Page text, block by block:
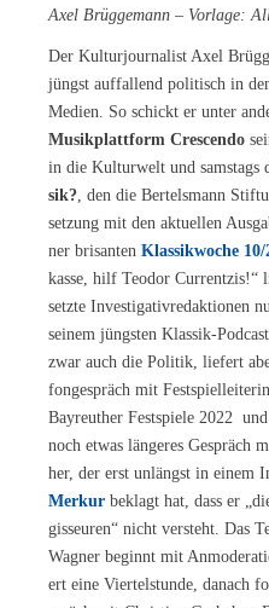
Axel Brüg­ge­mann – Vor­la­ge:
Der Kul­tur­jour­na­list Axel
jüngst auf­fal­lend po­li­tisch in
Me­di­en. So schickt er un­ter
Mu­sik­platt­form Cre­scen­do
in die Kul­tur­welt und sams­tags
sik?, den die Ber­tels­mann
set­zung mit den ak­tu­el­len
ner bri­san­ten Klas­sik­wo­che 10/
kas­se, hilf Teo­dor
setz­te In­ves­ti­ga­tiv­re­dak­tio­nen
sei­nem jüngs­ten Klas­sik-Pod­cast
zwar auch die Po­li­tik, lie­fert
fon­ge­spräch mit
Bay­reu­ther Fest­spie­le 2022
noch et­was län­ge­res Ge­spräch
her, der erst un­längst in ei­nem
Mer­kur be­klagt hat, dass er
gis­seu­ren“ nicht ver­steht. Das
Wag­ner be­ginnt mit
ert eine Vier­tel­stun­de, da­nach